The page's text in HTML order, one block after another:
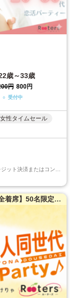
歳～33歳
円 800円
○ 受付中
女性タイムセール
【先着割引!!】開催確定!!女性オススメ♪【完全着席】50名限定★大人同世代恋活パーティー♪